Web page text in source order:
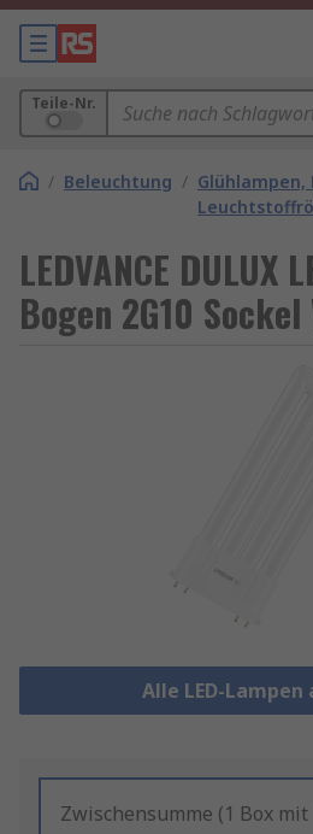
Teile-Nr.
/ Beleuchtung / Glühlampen,
LEDVANCE DULUX
Bogen 2G10
Alle LED-Lampen
Zwischensumme (1 Box